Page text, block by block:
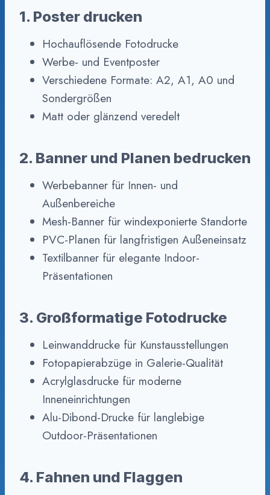
1. Poster drucken
Hochauflösende Fotodrucke
Werbe- und Eventposter
Verschiedene Formate: A2, A1, A0 und
Sondergrößen
Matt oder glänzend veredelt
2. Banner und Planen bedrucken
Werbebanner für Innen- und
Außenbereiche
Mesh-Banner für windexponierte Standorte
PVC-Planen für langfristigen Außeneinsatz
Textilbanner für elegante Indoor-
Präsentationen
3. Großformatige Fotodrucke
Leinwanddrucke für Kunstausstellungen
Fotopapierabzüge in Galerie-Qualität
Acrylglasdrucke für moderne
Inneneinrichtungen
Alu-Dibond-Drucke für langlebige
Outdoor-Präsentationen
4. Fahnen und Flaggen